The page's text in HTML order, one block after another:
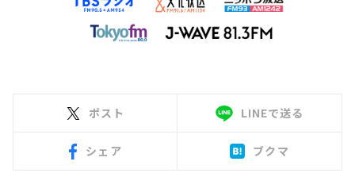
ポスト LINEで送る
シェア ブクマ